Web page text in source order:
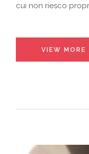
cui non riesco
VIEW MORE